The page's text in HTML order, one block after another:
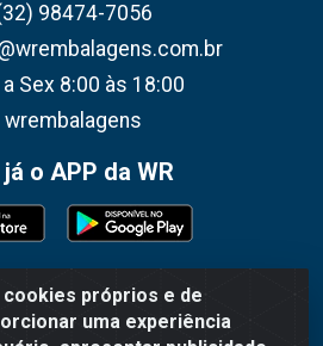
próprios e de
uma experiência
98474-7056
Sex 8:00 às 18:00
wrembalagens
o APP da WR
Cel. Teodoro Gomes de Araújo,
/ MG - CEP 36202-628 -